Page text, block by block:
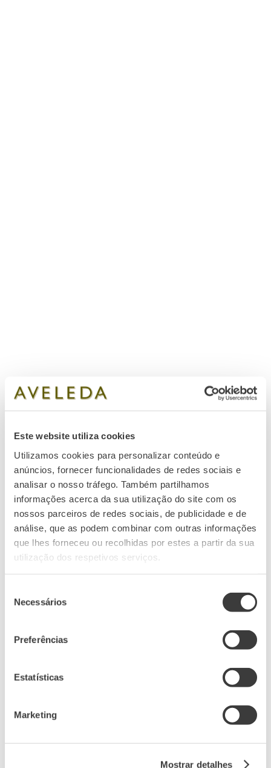
Este website utiliza cookies
Utilizamos cookies para personalizar conteúdo e
anúncios, fornecer funcionalidades de redes sociais e
analisar o nosso tráfego. Também partilhamos
informações acerca da sua utilização do site com os
nossos parceiros de redes sociais, de publicidade e de
análise, que as podem combinar com outras informações
que lhes forneceu ou recolhidas por estes a partir da sua
utilização dos respetivos serviços.
Necessários
Preferências
Estatísticas
Marketing
Mostrar detalhes